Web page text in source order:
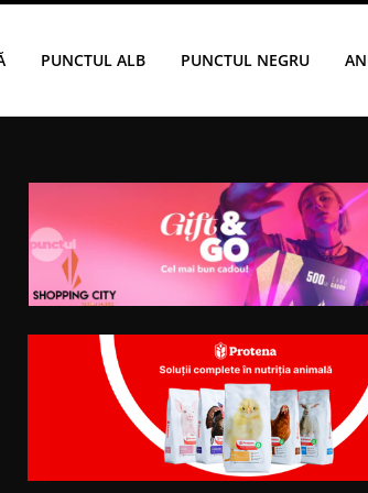
PUNCTUL ALB PUNCTUL NEGRU